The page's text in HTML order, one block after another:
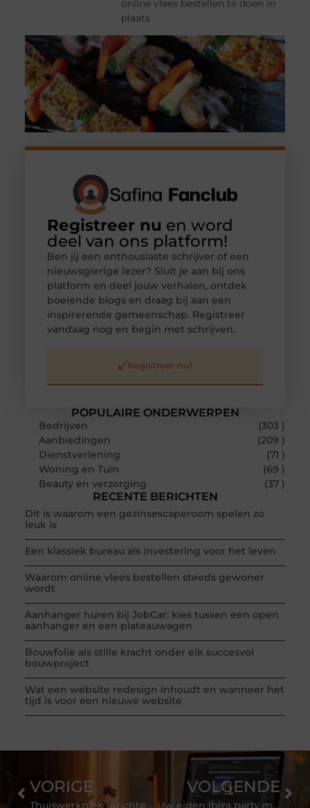
online vlees bestellen te doen in
plaats
POPULAIRE ONDERWERPEN
Bedrijven
(303 )
Aanbiedingen
(209 )
Dienstverlening
(71 )
Woning en Tuin
(69 )
Beauty en verzorging
(37 )
RECENTE BERICHTEN
Dit is waarom een gezinsescaperoom spelen zo
leuk is
Een klassiek bureau als investering voor het leven
Waarom online vlees bestellen steeds gewoner
wordt
Aanhanger huren bij JobCar: kies tussen een open
aanhanger en een plateauwagen
Bouwfolie als stille kracht onder elk succesvol
bouwproject
Wat een website redesign inhoudt en wanneer het
tijd is voor een nieuwe website
Registreer nu en word
deel van ons platform!
Ben jij een enthousiaste schrijver of een
nieuwsgierige lezer? Sluit je aan bij ons
platform en deel jouw verhalen, ontdek
boeiende blogs en draag bij aan een
inspirerende gemeenschap. Registreer
vandaag nog en begin met schrijven.
Registreer nu!
VORIGE
Thuiswerkplek inrichten tijdens coronatijden: Hoe doe je dat?
VOLGENDE
Uw eigen Ibiza party met Ibiza kussens